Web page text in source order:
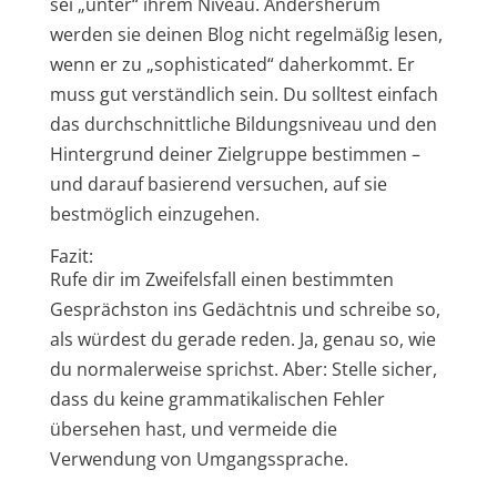
werden sie deinen Blog nicht regelmäßig lesen,
wenn er zu „sophisticated“ daherkommt. Er
muss gut verständlich sein. Du solltest einfach
das durchschnittliche Bildungsniveau und den
Hintergrund deiner Zielgruppe bestimmen –
und darauf basierend versuchen, auf sie
bestmöglich einzugehen.
Fazit:
Rufe dir im Zweifelsfall einen bestimmten
Gesprächston ins Gedächtnis und schreibe so,
als würdest du gerade reden. Ja, genau so, wie
du normalerweise sprichst. Aber: Stelle sicher,
dass du keine grammatikalischen Fehler
übersehen hast, und vermeide die
Verwendung von Umgangssprache.